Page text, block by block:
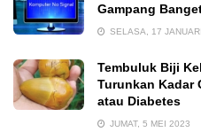
Gampang
SELASA, 17
Tembuluk Biji
Turunkan Kadar
atau Diabetes
JUMAT, 5 MEI 2023